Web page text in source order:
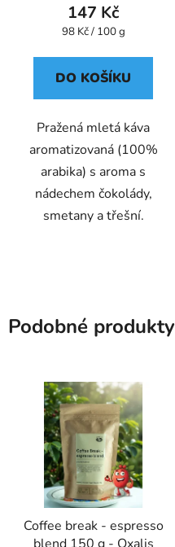
147 Kč
Měrná
98 Kč / 100 g
DO KOŠÍKU
Pražená mletá káva
aromatizovaná (100%
arabika) s aroma s
nádechem čokolády,
smetany a třešní.
Podobné produkty
Coffee break - espresso